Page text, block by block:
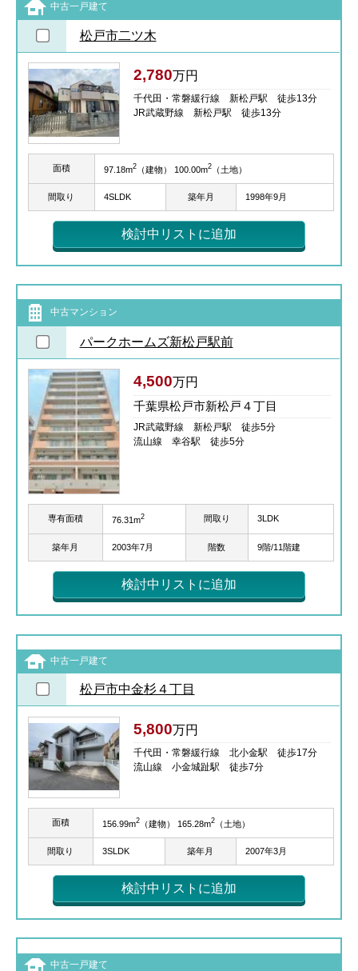
中古一戸建て
松戸市二ツ木
2,780万円
千代田・常磐緩行線 新松戸駅 徒歩13分
JR武蔵野線 新松戸駅 徒歩13分
面積 97.18m2（建物） 100.00m2（土地）
間取り 4SLDK 築年月 1998年9月
検討中リストに追加
中古マンション
パークホームズ新松戸駅前
4,500万円
千葉県松戸市新松戸４丁目
JR武蔵野線 新松戸駅 徒歩5分
流山線 幸谷駅 徒歩5分
専有面積 76.31m2 間取り 3LDK
築年月 2003年7月 階数 9階/11階建
検討中リストに追加
中古一戸建て
松戸市中金杉４丁目
5,800万円
千代田・常磐緩行線 北小金駅 徒歩17分
流山線 小金城趾駅 徒歩7分
面積 156.99m2（建物） 165.28m2（土地）
間取り 3SLDK 築年月 2007年3月
検討中リストに追加
中古一戸建て